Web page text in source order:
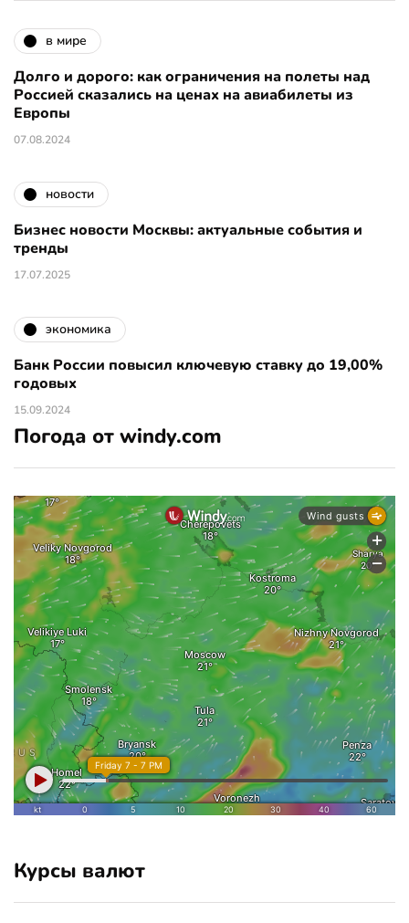
в мире
Долго и дорого: как ограничения на полеты над
Россией сказались на ценах на авиабилеты из
Европы
07.08.2024
новости
Бизнес новости Москвы: актуальные события и
тренды
17.07.2025
экономика
Банк России повысил ключевую ставку до 19,00%
годовых
15.09.2024
Погода от windy.com
Курсы валют